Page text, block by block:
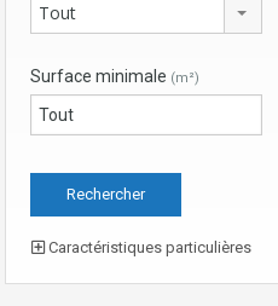
Tout
Surface minimale (m²)
Caractéristiques particulières